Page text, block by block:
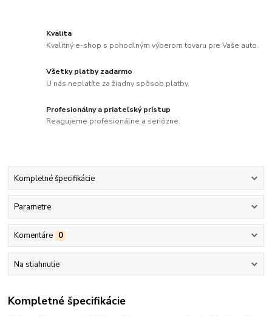
Kvalita
Kvalitný e-shop s pohodlným výberom tovaru pre Vaše auto.
Všetky platby zadarmo
U nás neplatíte za žiadny spôsob platby.
Profesionálny a priateľský prístup
Reagujeme profesionálne a seriózne.
Kompletné špecifikácie
Parametre
Komentáre 0
Na stiahnutie
Kompletné špecifikácie